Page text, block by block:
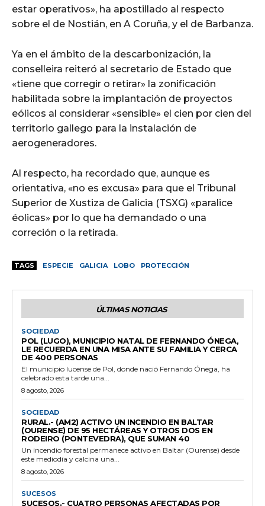
estar operativos», ha apostillado al respecto
sobre el de Nostián, en A Coruña, y el de Barbanza.
Ya en el ámbito de la descarbonización, la
conselleira reiteró al secretario de Estado que
«tiene que corregir o retirar» la zonificación
habilitada sobre la implantación de proyectos
eólicos al considerar «sensible» el cien por cien del
territorio gallego para la instalación de
aerogeneradores.
Al respecto, ha recordado que, aunque es
orientativa, «no es excusa» para que el Tribunal
Superior de Xustiza de Galicia (TSXG) «paralice
éolicas» por lo que ha demandado o una
correción o la retirada.
TAGS ESPECIE GALICIA LOBO PROTECCIÓN
ÚLTIMAS NOTICIAS
SOCIEDAD
POL (LUGO), MUNICIPIO NATAL DE FERNANDO ÓNEGA,
LE RECUERDA EN UNA MISA ANTE SU FAMILIA Y CERCA
DE 400 PERSONAS
El municipio lucense de Pol, donde nació Fernando Ónega, ha
celebrado esta tarde una...
8 agosto, 2026
SOCIEDAD
RURAL.- (AM2) ACTIVO UN INCENDIO EN BALTAR
(OURENSE) DE 95 HECTÁREAS Y OTROS DOS EN
RODEIRO (PONTEVEDRA), QUE SUMAN 40
Un incendio forestal permanece activo en Baltar (Ourense) desde
este mediodía y calcina una...
8 agosto, 2026
SUCESOS
SUCESOS.- CUATRO PERSONAS AFECTADAS POR